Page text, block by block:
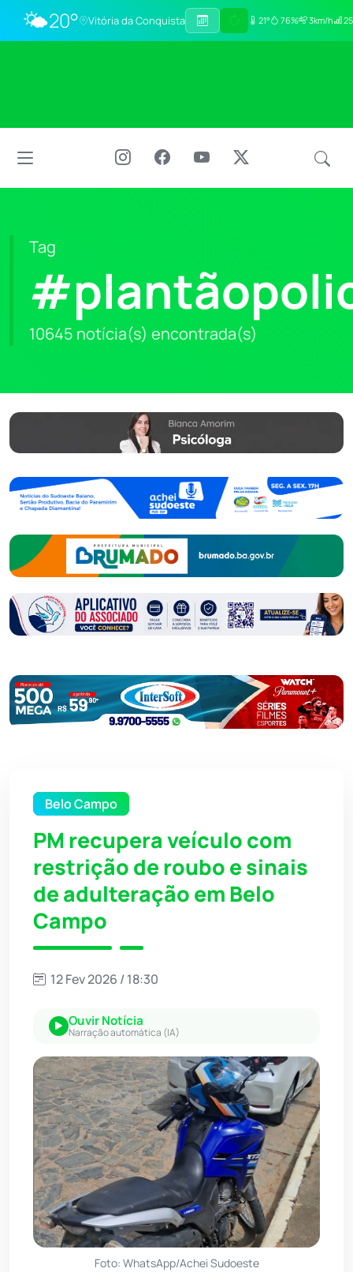
🌤️20° Vitória da Conquista 21° 76% 3km/h
Tag
10645 notícia(s) encontrada(s)
Belo Campo
PM recupera veículo com
restrição de roubo e sinais
de adulteração em Belo
Campo
12 Fev 2026 / 18:30
Ouvir Notícia
Narração automática (IA)
Foto: WhatsApp/Achei Sudoeste